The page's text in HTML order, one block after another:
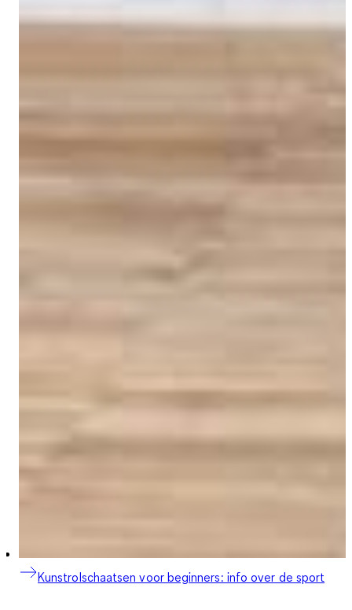
Kunstrolschaatsen voor beginners: info over de sport